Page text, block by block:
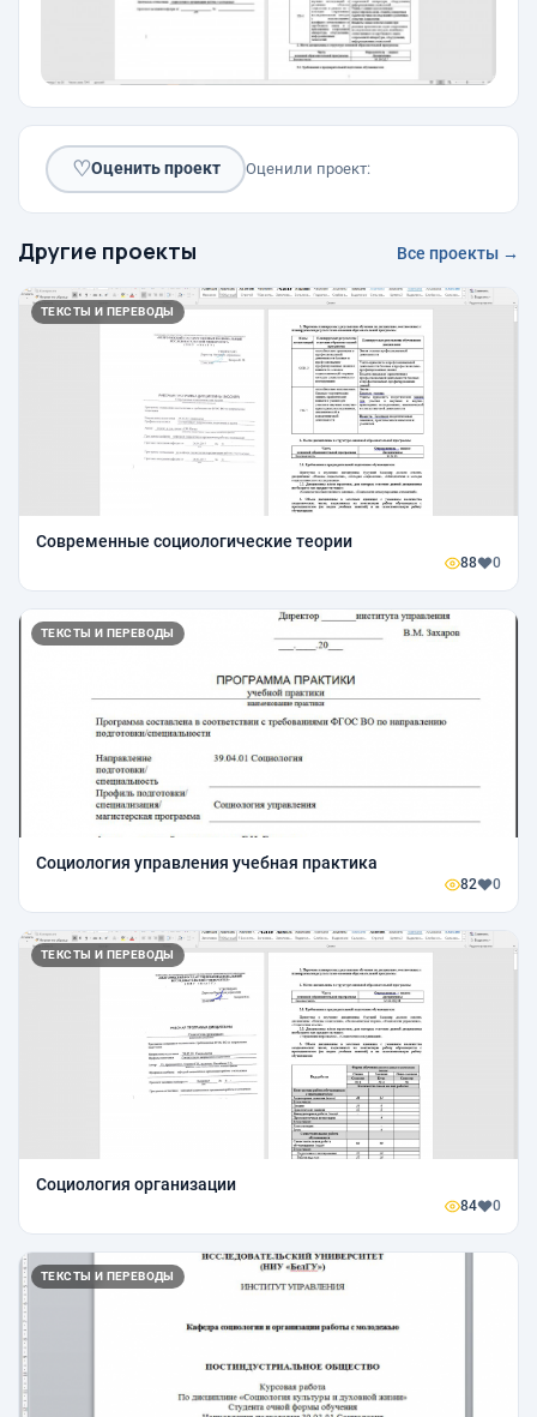
♡Оценить проект Оценили проект:
Другие проекты Все проекты →
ТЕКСТЫ И ПЕРЕВОДЫ
Современные социологические теории
88 0
ТЕКСТЫ И ПЕРЕВОДЫ
Социология управления учебная практика
82 0
ТЕКСТЫ И ПЕРЕВОДЫ
Социология организации
84 0
ТЕКСТЫ И ПЕРЕВОДЫ